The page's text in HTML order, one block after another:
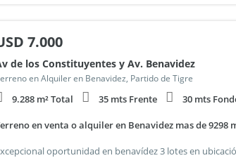
7.000
de los Constituyentes y Av. Benavidez
en Alquiler en Benavidez, Partido de Tigre
9.288 m² Total 35 mts Frente 30 mts
en venta o alquiler en Benavidez mas de 9298